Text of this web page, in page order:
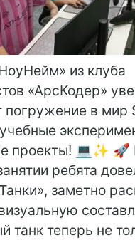
из клуба
«АрсКодер»
погружение в мир
проекты! 💻✨ 🚀
ребята
заметно
танк теперь не